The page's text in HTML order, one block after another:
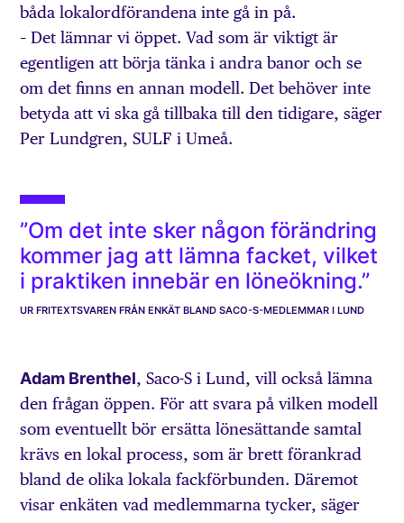
båda lokalordförandena inte gå in på.
– Det lämnar vi öppet. Vad som är viktigt är
egentligen att börja tänka i andra banor och se
om det finns en annan modell. Det behöver inte
betyda att vi ska gå tillbaka till den tidigare, säger
Per Lundgren, SULF i Umeå.
”Om det inte sker någon förändring
kommer jag att lämna facket, vilket
i praktiken innebär en löneökning.”
UR FRITEXTSVAREN FRÅN ENKÄT BLAND SACO-S-MEDLEMMAR I LUND
Adam Brenthel, Saco-S i Lund, vill också lämna
den frågan öppen. För att svara på vilken modell
som eventuellt bör ersätta lönesättande samtal
krävs en lokal process, som är brett förankrad
bland de olika lokala fackförbunden. Däremot
visar enkäten vad medlemmarna tycker, säger